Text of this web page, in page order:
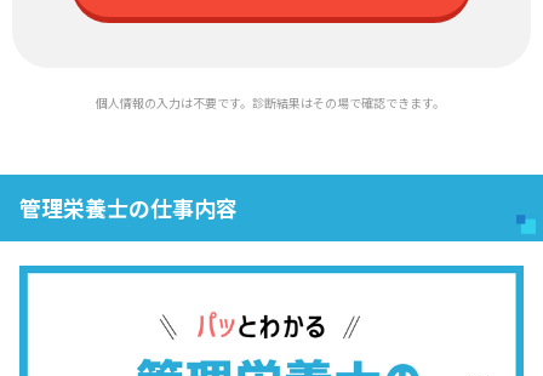
個人情報の入力は不要です。診断結果はその場で確認できます。
管理栄養士の仕事内容